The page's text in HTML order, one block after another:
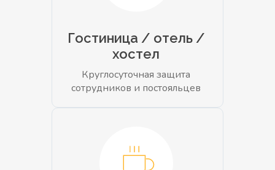
Гостиница / отель /
хостел
Круглосуточная защита
сотрудников и постояльцев